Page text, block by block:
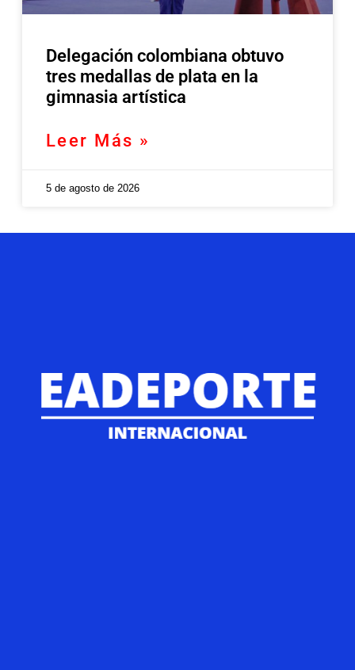
Delegación colombiana obtuvo
tres medallas de plata en la
gimnasia artística
Leer Más »
5 de agosto de 2026